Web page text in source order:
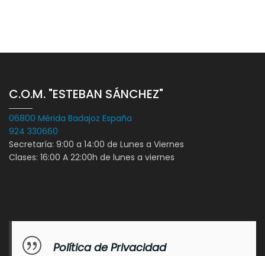
C.O.M. "ESTEBAN SÁNCHEZ"
06800 Mérida Badajoz España
924 330660
Secretaría: 9:00 a 14:00 de Lunes a Viernes
Clases: 16:00 A 22:00h de lunes a viernes
Política de Privacidad